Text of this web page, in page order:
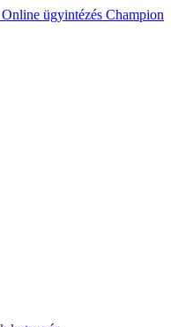
Online ügyintézés Champion